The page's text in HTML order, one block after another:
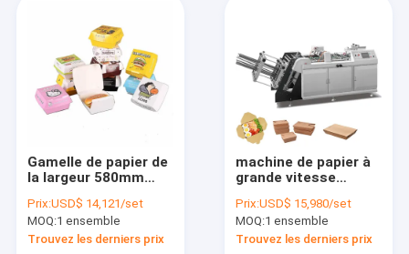
Gamelle de papier de
la largeur 580mm
l'adhésif à base
d'eau de machine
Prix:USD$ 14,121/set
MOQ:1 ensemble
Trouvez les derniers prix
machine de papier à
grande vitesse
150pcs/Min de la
gamelle 4.5kw/H
Prix:USD$ 15,980/set
MOQ:1 ensemble
Trouvez les derniers prix